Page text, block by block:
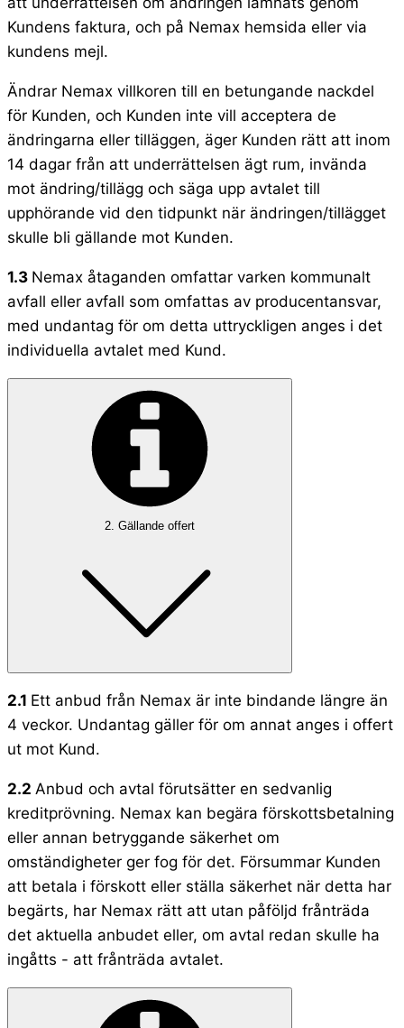
Kundens faktura, och på Nemax hemsida eller via
kundens mejl.
Ändrar Nemax villkoren till en betungande nackdel
för Kunden, och Kunden inte vill acceptera de
ändringarna eller tilläggen, äger Kunden rätt att inom
14 dagar från att underrättelsen ägt rum, invända
mot ändring/tillägg och säga upp avtalet till
upphörande vid den tidpunkt när ändringen/tillägget
skulle bli gällande mot Kunden.
1.3 Nemax åtaganden omfattar varken kommunalt
avfall eller avfall som omfattas av producentansvar,
med undantag för om detta uttryckligen anges i det
individuella avtalet med Kund.
2. Gällande offert
2.1 Ett anbud från Nemax är inte bindande längre än
4 veckor. Undantag gäller för om annat anges i offert
ut mot Kund.
2.2 Anbud och avtal förutsätter en sedvanlig
kreditprövning. Nemax kan begära förskottsbetalning
eller annan betryggande säkerhet om
omständigheter ger fog för det. Försummar Kunden
att betala i förskott eller ställa säkerhet när detta har
begärts, har Nemax rätt att utan påföljd frånträda
det aktuella anbudet eller, om avtal redan skulle ha
ingåtts - att frånträda avtalet.